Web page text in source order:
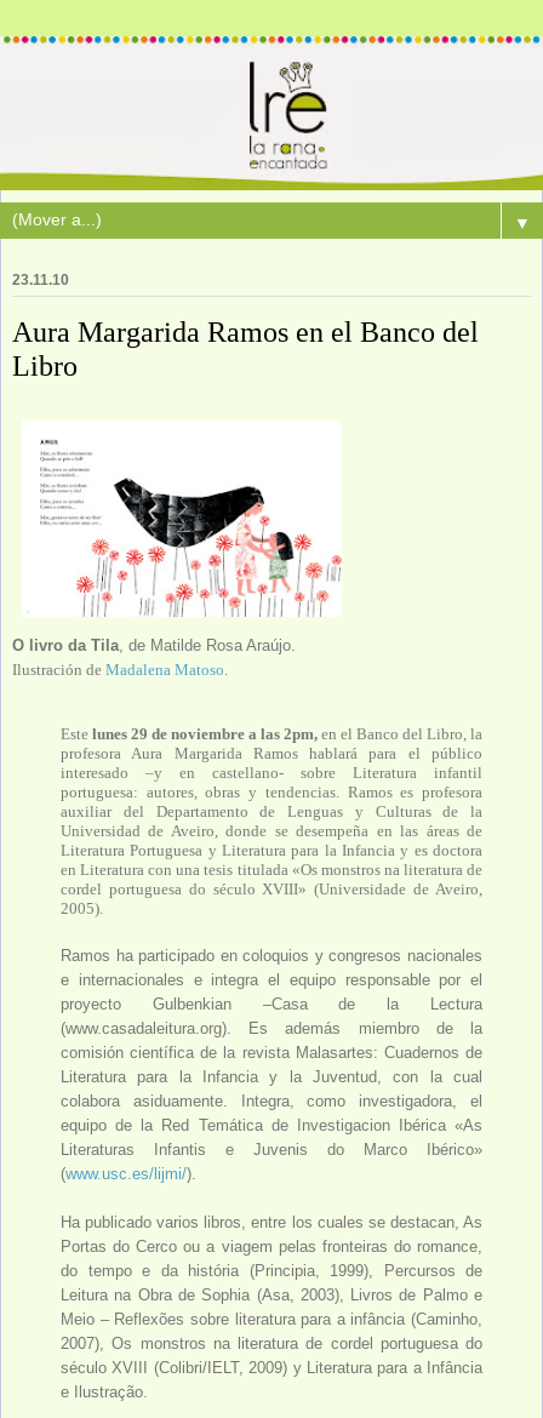
▼
23.11.10
Aura Margarida Ramos en el Banco del
Libro
O livro da Tila, de Matilde Rosa Araújo.
Ilustración de Madalena Matoso.
Este lunes 29 de noviembre a las 2pm, en el Banco del Libro, la
profesora Aura Margarida Ramos hablará para el público
interesado –y en castellano- sobre Literatura infantil
portuguesa: autores, obras y tendencias. Ramos es profesora
auxiliar del Departamento de Lenguas y Culturas de la
Universidad de Aveiro, donde se desempeña en las áreas de
Literatura Portuguesa y Literatura para la Infancia y es doctora
en Literatura con una tesis titulada «Os monstros na literatura de
cordel portuguesa do século XVIII» (Universidade de Aveiro,
2005).
Ramos ha participado en coloquios y congresos nacionales
e internacionales e integra el equipo responsable por el
proyecto Gulbenkian –Casa de la Lectura
(www.casadaleitura.org). Es además miembro de la
comisión científica de la revista Malasartes: Cuadernos de
Literatura para la Infancia y la Juventud, con la cual
colabora asiduamente. Integra, como investigadora, el
equipo de la Red Temática de Investigacion Ibérica «As
Literaturas Infantis e Juvenis do Marco Ibérico»
(www.usc.es/lijmi/).
Ha publicado varios libros, entre los cuales se destacan, As
Portas do Cerco ou a viagem pelas fronteiras do romance,
do tempo e da história (Principia, 1999), Percursos de
Leitura na Obra de Sophia (Asa, 2003), Livros de Palmo e
Meio – Reflexões sobre literatura para a infância (Caminho,
2007), Os monstros na literatura de cordel portuguesa do
século XVIII (Colibri/IELT, 2009) y Literatura para a Infância
e Ilustração.